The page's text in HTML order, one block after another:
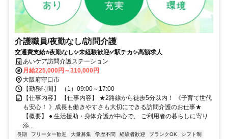
介護職員/夜勤なし/訪問介護
交通費支給⭐️夜勤なし✨未経験歓迎✅️駅チカ✨高額求人
あいケア訪問介護ステーション
月給225,000円～310,000円
大阪府守口市
【勤務時間】 （1）09:00～17:00
【仕事内容】 【仕事内容】 ★2路線から徒歩5分以内！ 《子育て世代
も安心！ 》成長も働きやすさも大切にできる訪問介護のお仕事★
【概要】 ● 生活援助・身体介護が中心で、 ご利用者の暮らしに寄り
添...
長期 フリーター歓迎 大量募集 学歴不問 経験者歓迎 ブランクOK
シフト制